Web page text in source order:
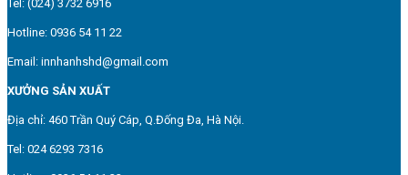
Tel: (024) 3732 6916
Hotline: 0936 54 11 22
Email: innhanhshd@gmail.com
XƯỞNG SẢN XUẤT
Địa chỉ: 460 Trần Quý Cáp, Q.Đống Đa, Hà Nội.
Tel: 024 6293 7316